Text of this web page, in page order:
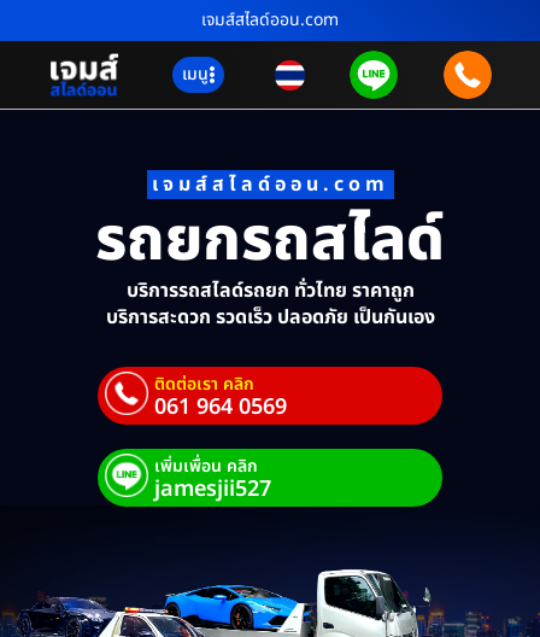
เจมส์สไลด์ออน.com
เมนู
เจมส์สไลด์ออน.com
รถยกรถสไลด์
บริการรถสไลด์รถยก ทั่วไทย ราคาถูก
บริการสะดวก รวดเร็ว ปลอดภัย เป็นกันเอง
ติดต่อเรา คลิก
061 964 0569
เพิ่มเพื่อน คลิก
jamesjii527